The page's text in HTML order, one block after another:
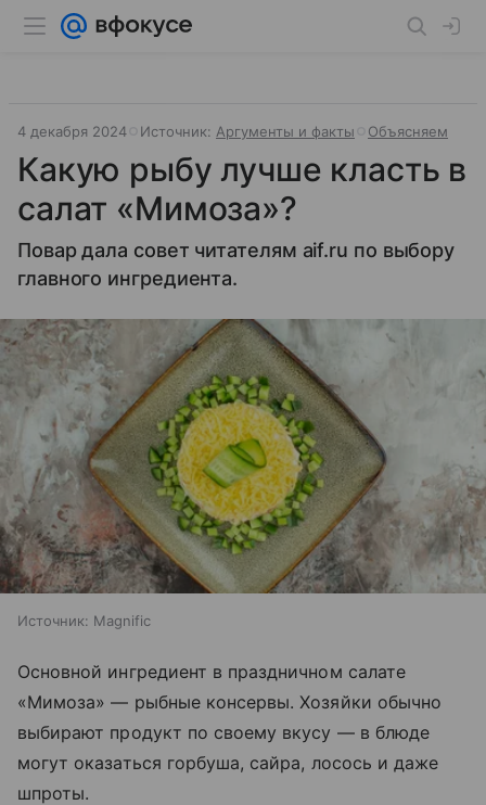
4 декабря 2024 Источник: Аргументы и факты Объясняем
Какую рыбу лучше класть в
салат «Мимоза»?
Повар дала совет читателям aif.ru по выбору
главного ингредиента.
Источник: Magnific
Основной ингредиент в праздничном салате
«Мимоза» — рыбные консервы. Хозяйки обычно
выбирают продукт по своему вкусу — в блюде
могут оказаться горбуша, сайра, лосось и даже
шпроты.